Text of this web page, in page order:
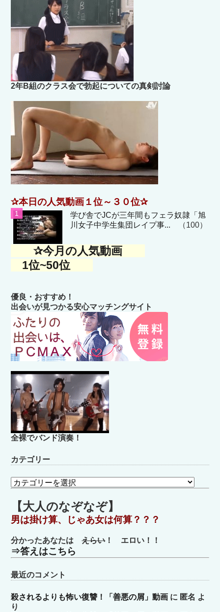
2年B組のクラス会で勃起についての真剣討論
✰本日の人気動画１位～３０位✰
学び舎でJCが三年間もフェラ奴隷「旭
川女子中学生集団レイプ事... （100）
✰今月の人気動画
1位~50位
優良・おすすめ！
出会いが見つかる安心マッチングサイト
全裸でバンド演奏！
カテゴリー
カ
テ
ゴ
リ
ー
【大人のなぞなぞ】
男は掛け算、じゃあ女は何算？？？
分かったあなたはえらい！ エロい！！
⇒答えはこちら
最近のコメント
殺されるよりも怖い復讐！「善悪の屑」動画 に 匿名 よ
り